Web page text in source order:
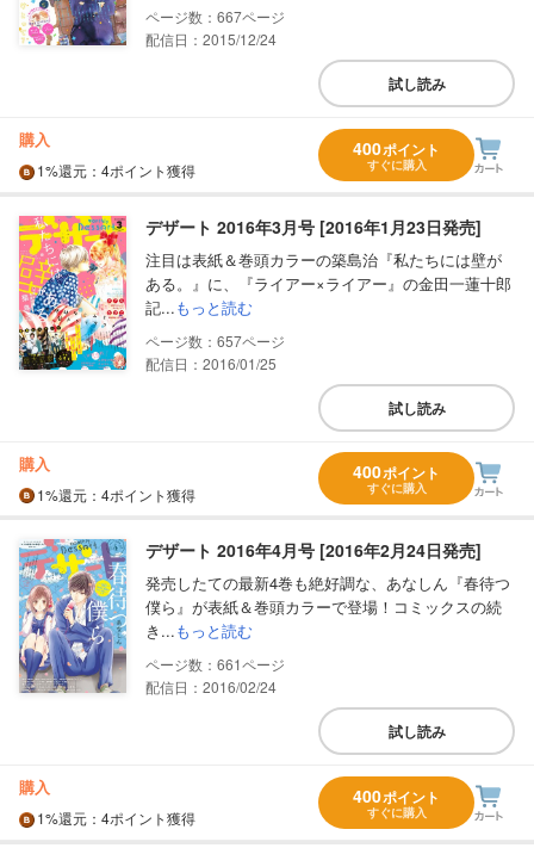
667
配信日：2015/12/24
試し読み
購入
1%還元 ：4ポイント獲得
400ポイント
すぐに購入
デザート 2016年3月号 [2016年1月23日発売]
注目は表紙＆巻頭カラーの築島治『私たちには壁が
ある。』に、『ライアー×ライアー』の金田一蓮十郎
記...もっと読む
657
配信日：2016/01/25
試し読み
購入
1%還元 ：4ポイント獲得
400ポイント
すぐに購入
デザート 2016年4月号 [2016年2月24日発売]
発売したての最新4巻も絶好調な、あなしん『春待つ
僕ら』が表紙＆巻頭カラーで登場！コミックスの続
き...もっと読む
661
配信日：2016/02/24
試し読み
購入
1%還元 ：4ポイント獲得
400ポイント
すぐに購入